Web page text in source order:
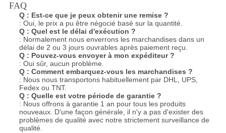
FAQ
Q : Est-ce que je peux obtenir une remise ?
: Oui, le prix a pu être négocié basé sur la quantité.
Q : Quel est le délai d'exécution ?
: Normalement nous enverrons les marchandises dans un
délai de 2 ou 3 jours ouvrables après paiement reçu.
Q : Pouvez-vous envoyer à mon expéditeur ?
: Oui sûr, aucun problème.
Q : Comment embarquez-vous les marchandises ?
: Nous nous transportons habituellement par DHL, UPS,
Fedex ou TNT.
Q : Quelle est votre période de garantie ?
: Nous offrons à garantie 1 an pour tous les produits
nouveaux. D'une façon générale, il n'y a pas d'exister des
problèmes de qualité avec notre strictement surveillance de
qualité.